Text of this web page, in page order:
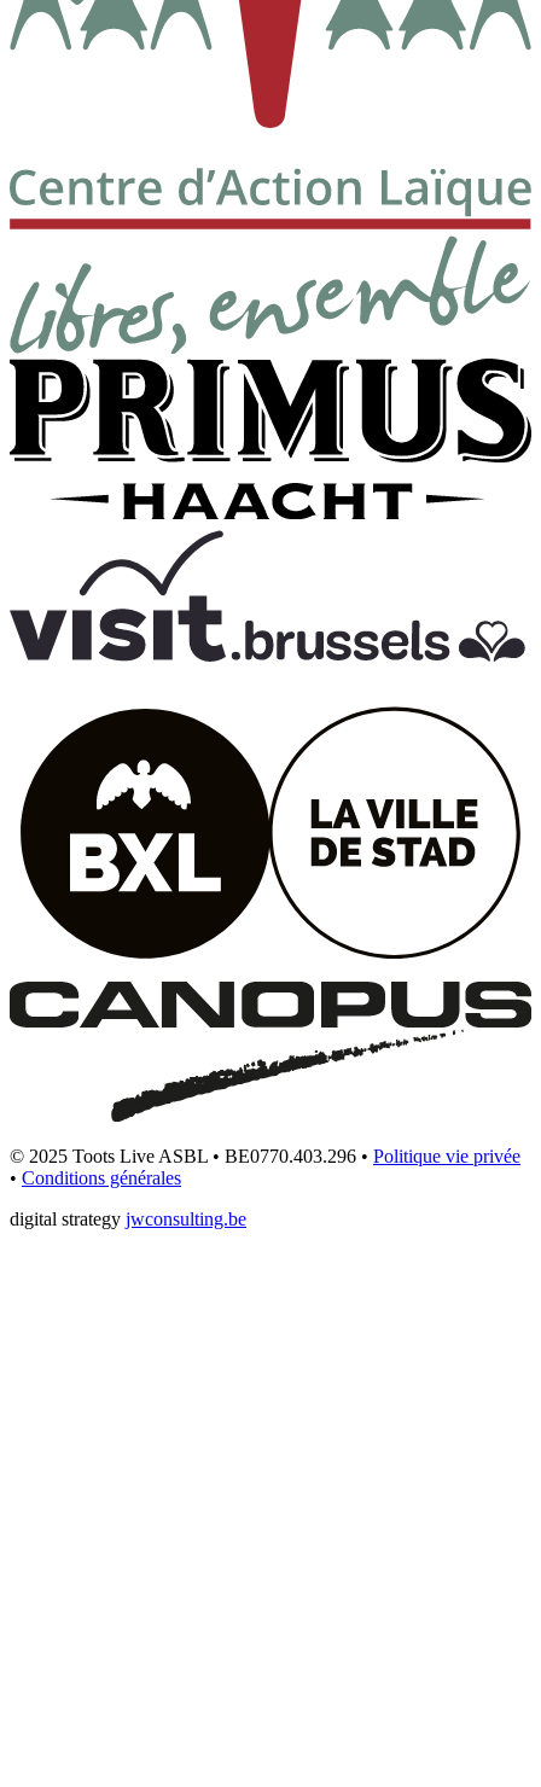
© 2025 Toots Live ASBL • BE0770.403.296 • Politique vie privée
• Conditions générales
digital strategy jwconsulting.be